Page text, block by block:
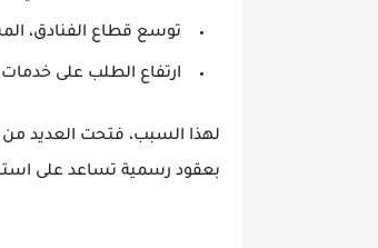
توسع قطاع الفنادق،
ارتفاع الطلب على خدمات
لهذا السبب، فتحت العديد من
بعقود رسمية تساعد على